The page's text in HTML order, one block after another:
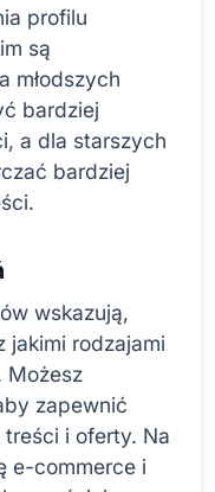
profilu
są
młodszych
bardziej
a dla starszych
bardziej
wskazują,
jakimi rodzajami
Możesz
zapewnić
i oferty. Na
e-commerce i